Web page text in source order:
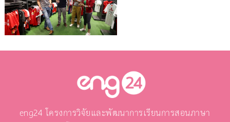
eng24 โครงการวิจัยและพัฒนาการเรียนการสอนภาษา